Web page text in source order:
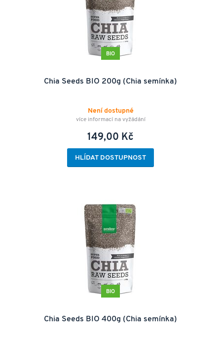
BIO
Chia Seeds BIO 200g (Chia semínka)
Není dostupné
více informací na vyžádání
149,00 Kč
HLÍDAT DOSTUPNOST
BIO
Chia Seeds BIO 400g (Chia semínka)